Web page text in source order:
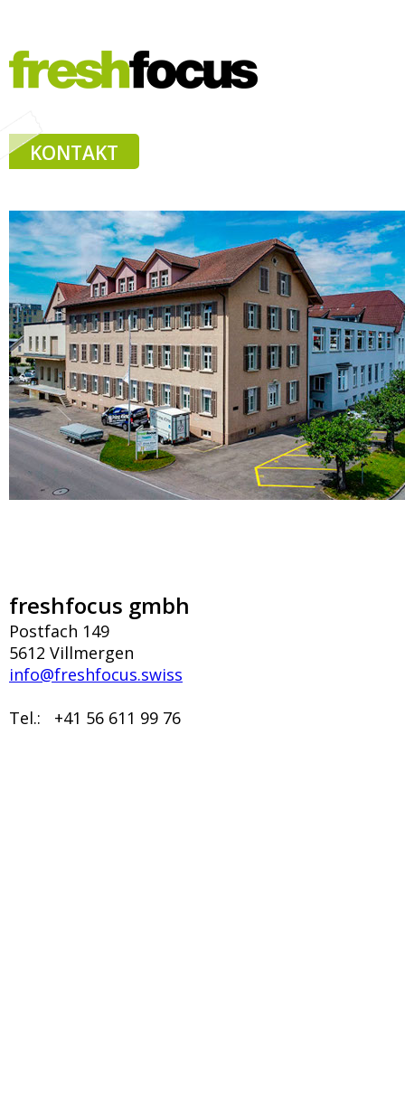
KONTAKT
freshfocus gmbh
Postfach 149
5612 Villmergen
info@freshfocus.swiss
Tel.:
+41 56 611 99 76